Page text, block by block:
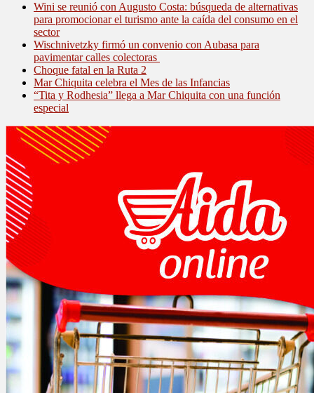
Wini se reunió con Augusto Costa: búsqueda de alternativas
para promocionar el turismo ante la caída del consumo en el
sector
Wischnivetzky firmó un convenio con Aubasa para
pavimentar calles colectoras
Choque fatal en la Ruta 2
Mar Chiquita celebra el Mes de las Infancias
“Tita y Rodhesia” llega a Mar Chiquita con una función
especial